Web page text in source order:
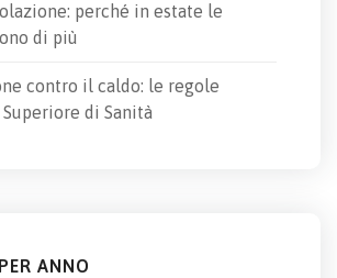
perché in estate le
di più
contro il caldo: le regole
di Sanità
ANNO